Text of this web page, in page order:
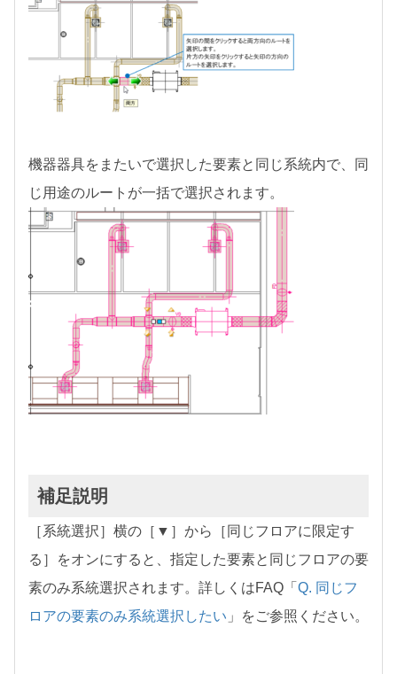
機器器具をまたいで選択した要素と同じ系統内で、同
じ用途のルートが一括で選択されます。
補足説明
［系統選択］横の［▼］から［同じフロアに限定す
る］をオンにすると、指定した要素と同じフロアの要
素のみ系統選択されます。詳しくはFAQ「 Q. 同じフ
ロアの要素のみ系統選択したい 」をご参照ください。